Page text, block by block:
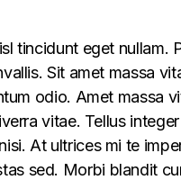
tincidunt eget nullam.
Sit amet massa
odio. Amet massa
vitae. Tellus
At ultrices mi te
sed. Morbi blandit